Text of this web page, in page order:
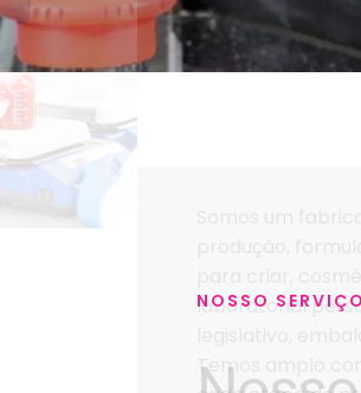
NOSSO SERVIÇO